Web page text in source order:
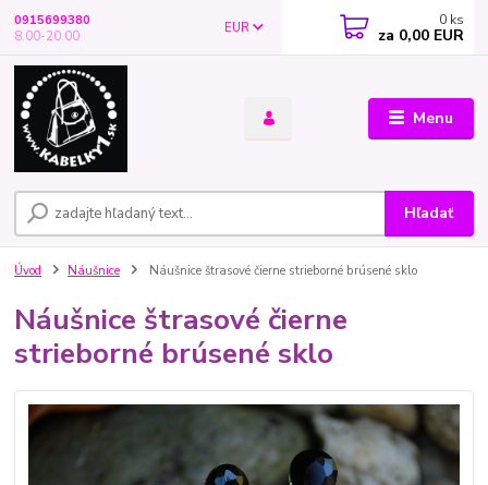
Menu
EUR
Hľadať
0915699380
8.00-20.00
0 ks
za 0,00 EUR
Úvod Náušnice Náušnice štrasové čierne strieborné brúsené sklo
Náušnice štrasové čierne
strieborné brúsené sklo